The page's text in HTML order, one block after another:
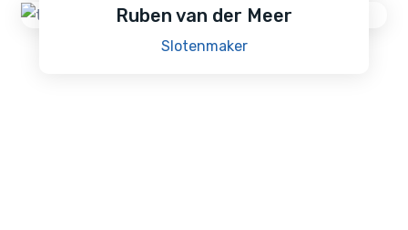
Ruben van der Meer
Slotenmaker